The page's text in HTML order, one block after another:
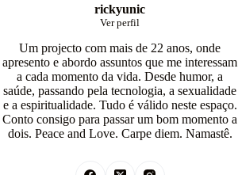
rickyunic
Ver perfil
Um projecto com mais de 22 anos, onde
apresento e abordo assuntos que me interessam
a cada momento da vida. Desde humor, a
saúde, passando pela tecnologia, a sexualidade
e a espiritualidade. Tudo é válido neste espaço.
Conto consigo para passar um bom momento a
dois. Peace and Love. Carpe diem. Namastê.